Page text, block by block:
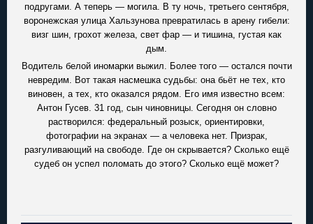
подругами. А теперь — могила. В ту ночь, третьего сентября,
воронежская улица Хальзунова превратилась в арену гибели:
визг шин, грохот железа, свет фар — и тишина, густая как
дым.
Водитель белой иномарки выжил. Более того — остался почти
невредим. Вот такая насмешка судьбы: она бьёт не тех, кто
виновен, а тех, кто оказался рядом. Его имя известно всем:
Антон Гусев. 31 год, сын чиновницы. Сегодня он словно
растворился: федеральный розыск, ориентировки,
фотографии на экранах — а человека нет. Призрак,
разгуливающий на свободе. Где он скрывается? Сколько ещё
судеб он успел поломать до этого? Сколько ещё может?